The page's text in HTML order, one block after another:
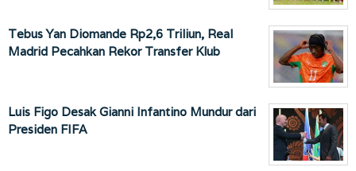
Tebus Yan Diomande Rp2,6 Triliun, Real
Madrid Pecahkan Rekor Transfer Klub
Luis Figo Desak Gianni Infantino Mundur dari
Presiden FIFA